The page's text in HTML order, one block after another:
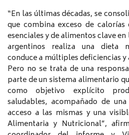
“En las últimas décadas, se
que combina exceso de
esenciales y de alimentos clave
argentinos realiza una dieta
conduce a múltiples deficiencias
Pero no se trata de una
parte de un sistema alimentario
como objetivo explícito
saludables, acompañado de
acceso a las mismas y una
Alimentaria y Nutricional”,